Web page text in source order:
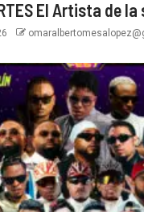
El Artista de